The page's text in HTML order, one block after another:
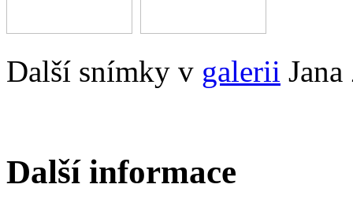
Další snímky v galerii
Další informace